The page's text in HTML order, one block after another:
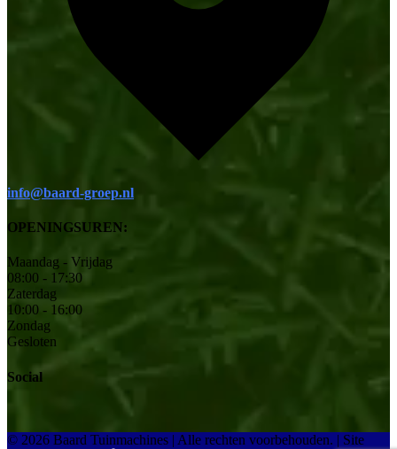
info@baard-groep.nl
OPENINGSUREN:
Maandag - Vrijdag
08:00 - 17:30
Zaterdag
10:00 - 16:00
Zondag
Gesloten
Social
© 2026 Baard Tuinmachines | Alle rechten voorbehouden. | Site